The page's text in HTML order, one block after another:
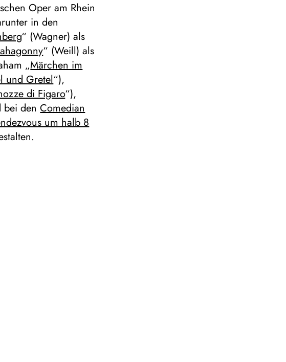
Oper am Rhein
in den
“ (Wagner) als
“ (Weill) als
„Märchen im
und Gretel“),
di Figaro“),
bei denComedian
um halb 8